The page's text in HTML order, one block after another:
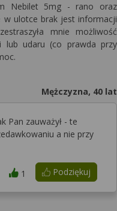
Nebilet 5mg - rano oraz
w ulotce brak jest informacji
mnie możliwość
lub udaru (co prawda przy
Mężczyzna, 40 lat
Pan zauważył - te
a nie przy
Podziękuj
1